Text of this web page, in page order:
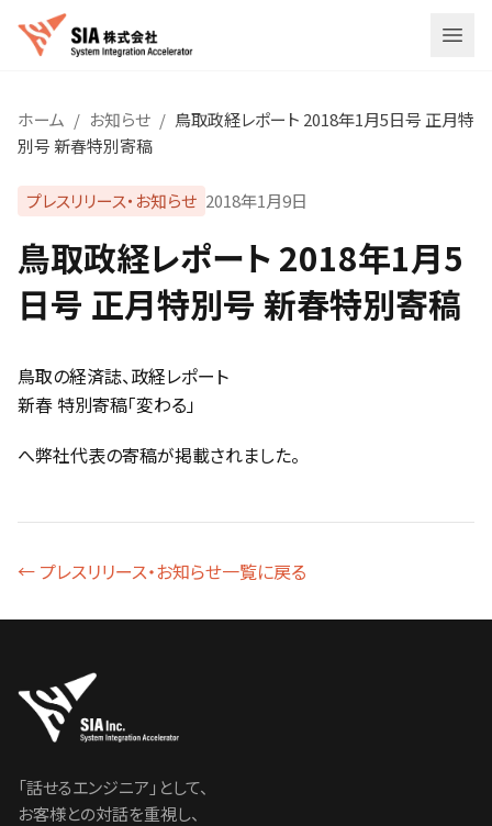
メニ
ホーム / お知らせ / 鳥取政経レポート 2018年1月5日号 正月特
別号 新春特別寄稿
プレスリリース・お知らせ 2018年1月9日
鳥取政経レポート 2018年1月5
日号 正月特別号 新春特別寄稿
鳥取の経済誌、政経レポート
新春 特別寄稿「変わる」
へ弊社代表の寄稿が掲載されました。
← プレスリリース・お知らせ一覧に戻る
「話せるエンジニア」として、
お客様との対話を重視し、